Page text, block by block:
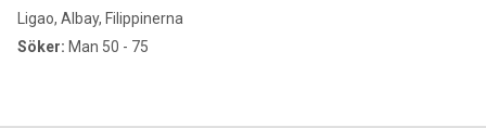
Ligao, Albay, Filippinerna
Söker: Man 50 - 75